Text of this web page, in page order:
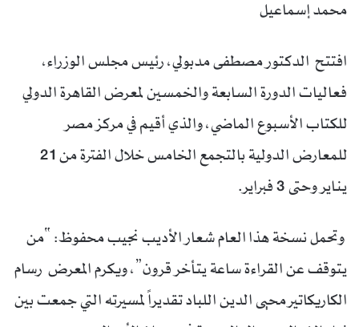
محمد إسماعيل
افتتح الدكتور مصطفى مدبولي، رئيس مجلس الوزراء،
فعاليات الدورة السابعة والخمسين لمعرض القاهرة الدولي
للكتاب الأسبوع الماضي، والذي أقيم في مركز مصر
للمعارض الدولية بالتجمع الخامس خلال الفترة من 21
يناير وحتى 3 فبراير.
وتحمل نسخة هذا العام شعار الأديب نجيب محفوظ: “من
يتوقف عن القراءة ساعة يتأخر قرون”، ويكرم المعرض رسام
الكاريكاتير محيى الدين اللباد تقديراً لمسيرته التي جمعت بين